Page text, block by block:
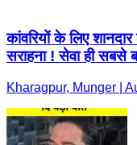
कांवरियों के लिए
सराहना ! सेवा ही सबसे
Kharagpur, Munger |